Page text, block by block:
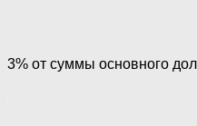
3% от суммы основного